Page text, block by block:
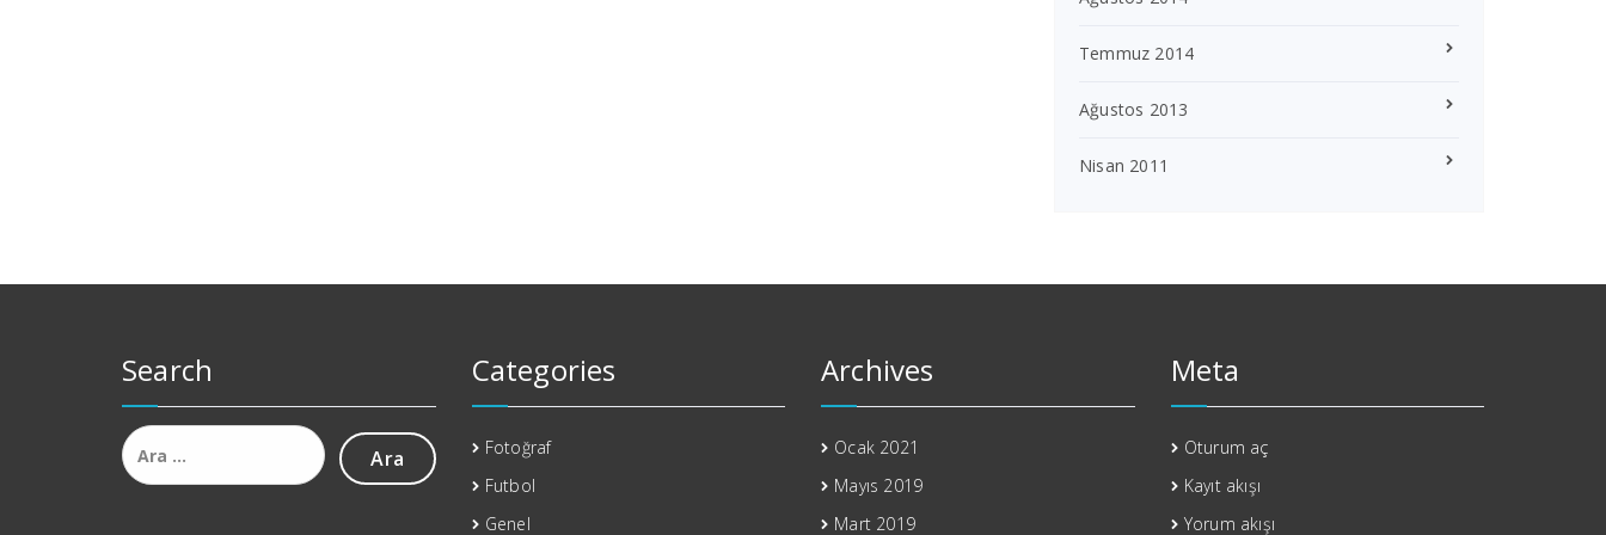
Temmuz 2014
Ağustos 2013
Nisan 2011
Search
Arama:
Categories
Fotoğraf
Futbol
Genel
Archives
Ocak 2021
Mayıs 2019
Mart 2019
Meta
Oturum aç
Kayıt akışı
Yorum akışı